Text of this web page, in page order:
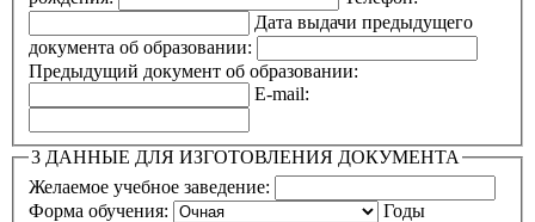
Дата выдачи предыдущего
документа об образовании:
Предыдущий документ об образовании:
E-mail:
3 ДАННЫЕ ДЛЯ ИЗГОТОВЛЕНИЯ ДОКУМЕНТА
Желаемое учебное заведение:
Форма обучения:
Годы